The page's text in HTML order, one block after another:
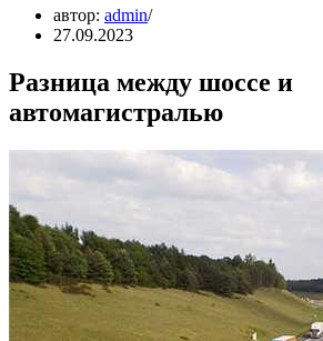
автор: admin
27.09.2023
Разница между шоссе и
автомагистралью